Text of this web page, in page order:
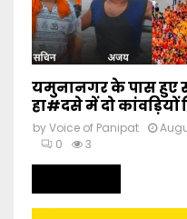
यमुनानगर के पास हुए
हा#दसे में दो
byVoice of Panipat
0
3